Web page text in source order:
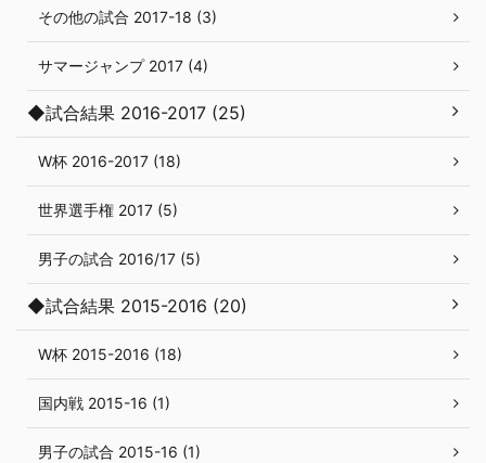
その他の試合 2017-18 (3)
サマージャンプ 2017 (4)
◆試合結果 2016-2017 (25)
W杯 2016-2017 (18)
世界選手権 2017 (5)
男子の試合 2016/17 (5)
◆試合結果 2015-2016 (20)
W杯 2015-2016 (18)
国内戦 2015-16 (1)
男子の試合 2015-16 (1)